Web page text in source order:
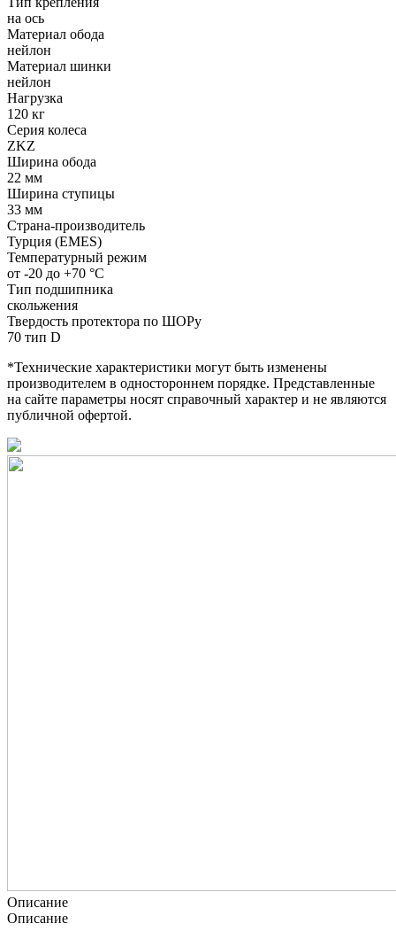
на ось
Материал обода
нейлон
Материал шинки
нейлон
Нагрузка
120 кг
Серия колеса
ZKZ
Ширина обода
22 мм
Ширина ступицы
33 мм
Страна-производитель
Турция (EMES)
Температурный режим
от -20 до +70 °С
Тип подшипника
скольжения
Твердость протектора по ШОРу
70 тип D
*Технические характеристики могут быть изменены
производителем в одностороннем порядке. Представленные
на сайте параметры носят справочный характер и не являются
публичной офертой.
Описание
Описание